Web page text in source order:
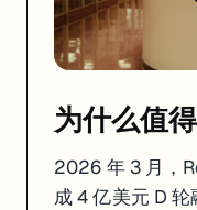
Manager Agent（总调度）
├── Editor Agent 1
├── Editor Agent 2
另一个亮点是 Design
为什么值
2026 年 3 月，
成 4 亿美元 D